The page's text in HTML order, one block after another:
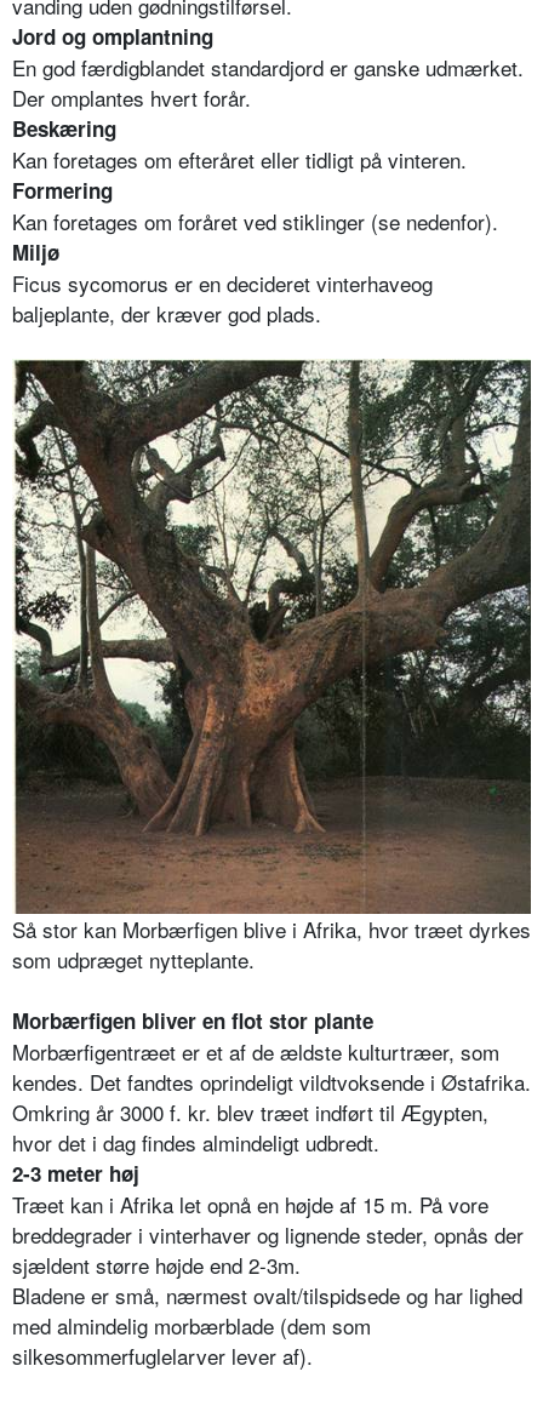
Jord og omplantning
En god færdigblandet standardjord er ganske udmærket.
Der omplantes hvert forår.
Beskæring
Kan foretages om efteråret eller tidligt på vinteren.
Formering
Kan foretages om foråret ved stiklinger (se nedenfor).
Miljø
Ficus sycomorus er en decideret vinterhaveog
baljeplante, der kræver god plads.
Så stor kan Morbærfigen blive i Afrika, hvor træet dyrkes
som udpræget nytteplante.
Morbærfigen bliver en flot stor plante
Morbærfigentræet er et af de ældste kulturtræer, som
kendes. Det fandtes oprindeligt vildtvoksende i Østafrika.
Omkring år 3000 f. kr. blev træet indført til Ægypten,
hvor det i dag findes almindeligt udbredt.
2-3 meter høj
Træet kan i Afrika let opnå en højde af 15 m. På vore
breddegrader i vinterhaver og lignende steder, opnås der
sjældent større højde end 2-3m.
Bladene er små, nærmest ovalt/tilspidsede og har lighed
med almindelig morbærblade (dem som
silkesommerfuglelarver lever af).